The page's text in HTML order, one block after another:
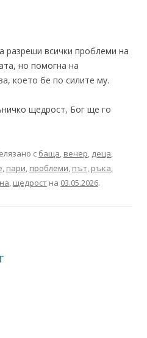
всички проблеми на
но помогна на
което бе по силите му.
щедрост, Бог ще го
с баща, вечер, деца,
, пари, проблеми, път, ръка,
, щедрост на 03.05.2026.